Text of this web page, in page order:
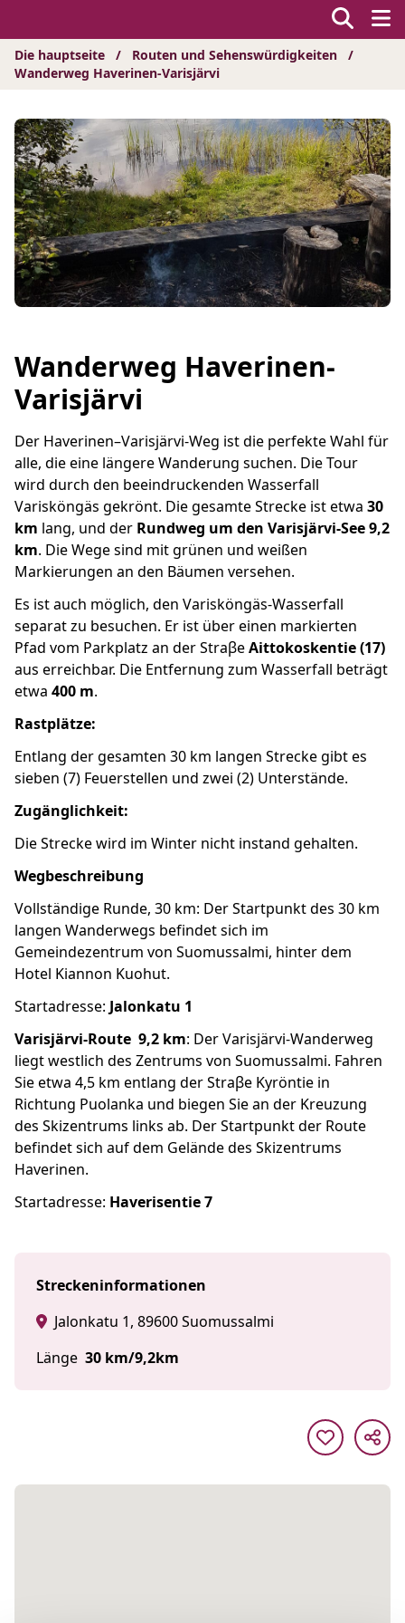
Die hauptseite / Routen und Sehenswürdigkeiten
/
Wanderweg Haverinen-Varisjärvi
Wanderweg Haverinen-
Varisjärvi
Der Haverinen–Varisjärvi-Weg ist die perfekte Wahl für
alle, die eine längere Wanderung suchen. Die Tour
wird durch den beeindruckenden Wasserfall
Varisköngäs gekrönt. Die gesamte Strecke ist etwa 30
km lang, und der Rundweg um den Varisjärvi-See 9,2
km. Die Wege sind mit grünen und weißen
Markierungen an den Bäumen versehen.
Es ist auch möglich, den Varisköngäs-Wasserfall
separat zu besuchen. Er ist über einen markierten
Pfad vom Parkplatz an der StraβeAittokoskentie (17)
aus erreichbar. Die Entfernung zum Wasserfall beträgt
etwa 400 m.
Rastplätze:
Entlang der gesamten 30 km langen Strecke gibt es
sieben (7) Feuerstellen und zwei (2) Unterstände.
Zugänglichkeit:
Die Strecke wird im Winter nicht instand gehalten.
Wegbeschreibung
Vollständige Runde, 30 km: Der Startpunkt des 30 km
langen Wanderwegs befindet sich im
Gemeindezentrum von Suomussalmi, hinter dem
Hotel Kiannon Kuohut.
Startadresse: Jalonkatu 1
Varisjärvi-Route 9,2 km: Der Varisjärvi-Wanderweg
liegt westlich des Zentrums von Suomussalmi. Fahren
Sie etwa 4,5 km entlang der Straβe Kyröntie in
Richtung Puolanka und biegen Sie an der Kreuzung
des Skizentrums links ab. Der Startpunkt der Route
befindet sich auf dem Gelände des Skizentrums
Haverinen.
Startadresse: Haverisentie 7
Streckeninformationen
Jalonkatu 1, 89600 Suomussalmi
Länge 30 km/9,2km